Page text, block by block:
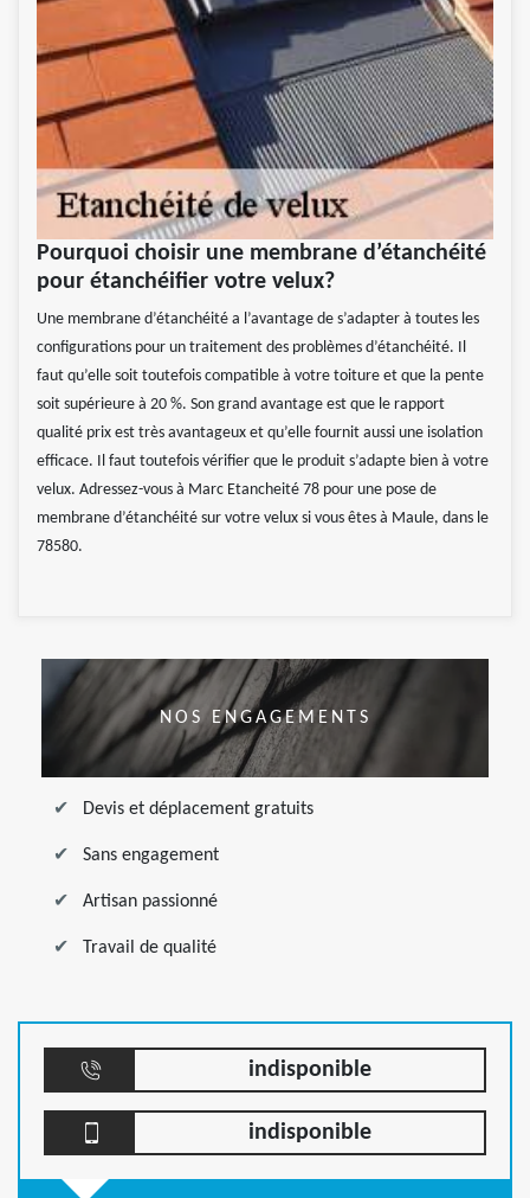
Pourquoi choisir une membrane d’étanchéité
pour étanchéifier votre velux?
Une membrane d’étanchéité a l’avantage de s’adapter à toutes les
configurations pour un traitement des problèmes d’étanchéité. Il
faut qu’elle soit toutefois compatible à votre toiture et que la pente
soit supérieure à 20 %. Son grand avantage est que le rapport
qualité prix est très avantageux et qu’elle fournit aussi une isolation
efficace. Il faut toutefois vérifier que le produit s’adapte bien à votre
velux. Adressez-vous à Marc Etancheité 78 pour une pose de
membrane d’étanchéité sur votre velux si vous êtes à Maule, dans le
78580.
NOS ENGAGEMENTS
Devis et déplacement gratuits
Sans engagement
Artisan passionné
Travail de qualité
indisponible
indisponible